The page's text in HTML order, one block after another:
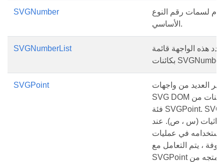
SVGNumber
لسمات رقم النوع
الأساسي.
SVGNumberList
هذه الواجهة قائمة
بكائنات SVGNumber.
SVGPoint
العديد من واجهات
SVG DOM إلى كائنات من
فئة SVGPoint. SVGPoint
(س ، ص). عند
استخدامه في عمليات
، يتم التعامل مع
SVGPoint كمتجه من